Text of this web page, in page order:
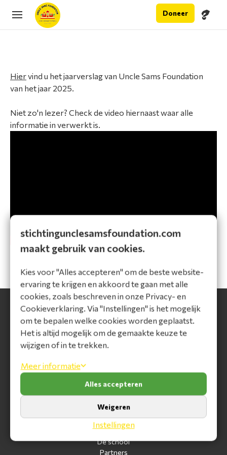
Doneer
Hiervind u het jaarverslag van Uncle Sams Foundation
van het jaar 2025.
Niet zo'n lezer? Check de video hiernaast waar alle
informatie in verwerkt is.
Stichting Uncle Sam's Foundation (USF)
KvK: 88353346
Adress: Johannes Huslaan 80
Samuel: +31 6 39 50 94 30
Christine: +31 6 53 29 27 24
Hoofdmenu
De school
Partners
stichtingunclesamsfoundation.com
maakt gebruik van cookies.
Kies voor "Alles accepteren" om de beste website-
ervaring te krijgen en akkoord te gaan met alle
cookies, zoals beschreven in onze Privacy- en
Cookieverklaring. Via "Instellingen" is het mogelijk
om te bepalen welke cookies worden geplaatst.
Het is altijd mogelijk om de gemaakte keuze te
wijzigen of in te trekken.
Meer informatie
Instellingen
Weigeren
Alles accepteren